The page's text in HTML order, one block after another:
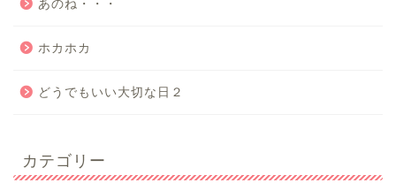
あのね・・・
ホカホカ
どうでもいい大切な日２
カテゴリー